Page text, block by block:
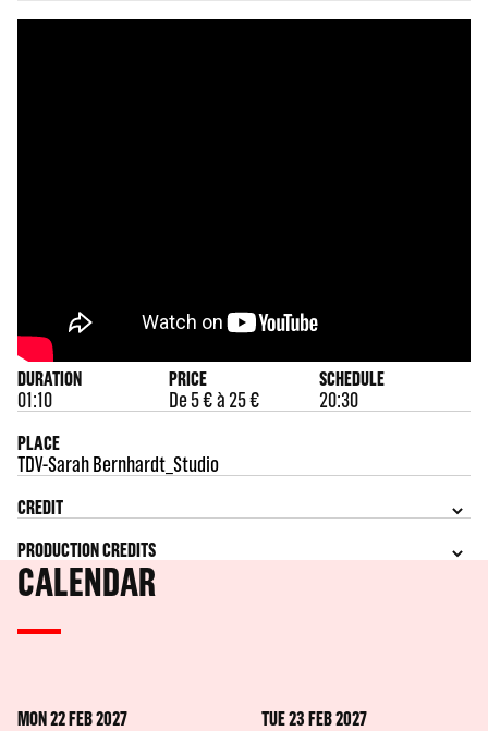
DURATION
01:10
PRICE
De 5 € à 25 €
SCHEDULE
20:30
PLACE
TDV-Sarah Bernhardt_Studio
CREDIT
PRODUCTION CREDITS
CALENDAR
MON 22 FEB 2027 TUE 23 FEB 2027